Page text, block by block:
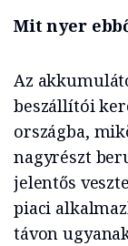
Mit nyer
Az
beszállítói
országba,
nagyrészt
jelentős
piaci
távon